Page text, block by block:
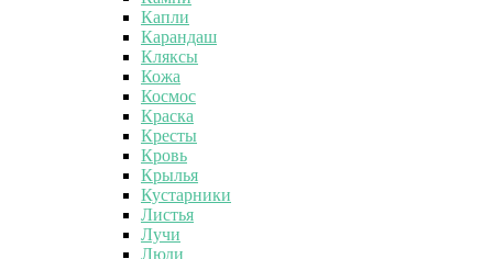
Капли
Карандаш
Кляксы
Кожа
Космос
Краска
Кресты
Кровь
Крылья
Кустарники
Листья
Лучи
Люди